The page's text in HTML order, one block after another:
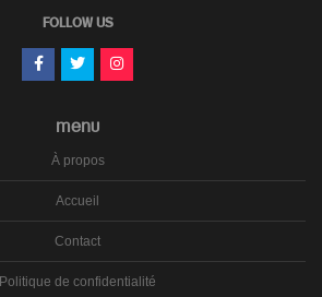
FOLLOW US
MENU
À propos
Accueil
Contact
Politique de confidentialité